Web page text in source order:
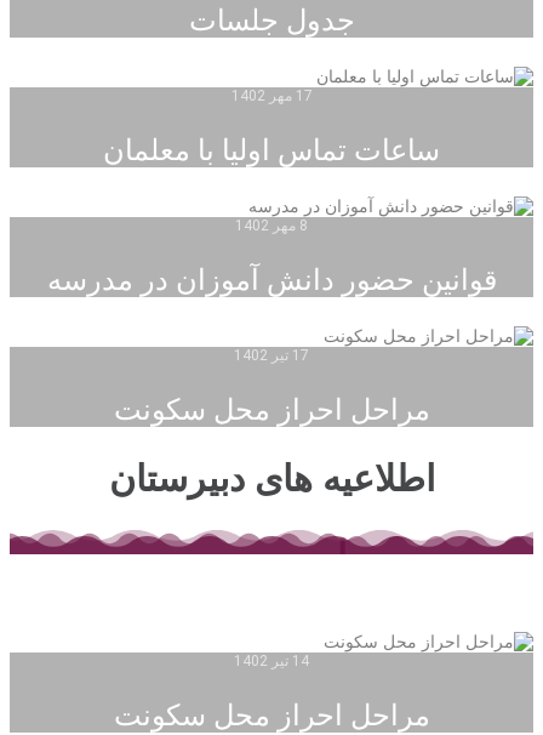
جدول جلسات
17 مهر 1402
ساعات تماس اولیا با معلمان
8 مهر 1402
قوانین حضور دانش آموزان در مدرسه
17 تیر 1402
مراحل احراز محل سکونت
اطلاعیه های دبیرستان
14 تیر 1402
مراحل احراز محل سکونت